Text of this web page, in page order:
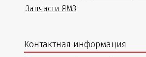
Запчасти ЯМЗ
Контактная информация